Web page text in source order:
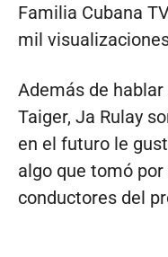
Familia Cubana
mil
Además de
Taiger, Ja Rulay
en el futuro le
algo que tomó
conductores del